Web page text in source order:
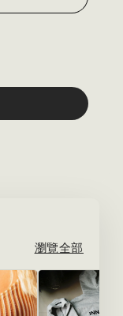
瀏覽全部